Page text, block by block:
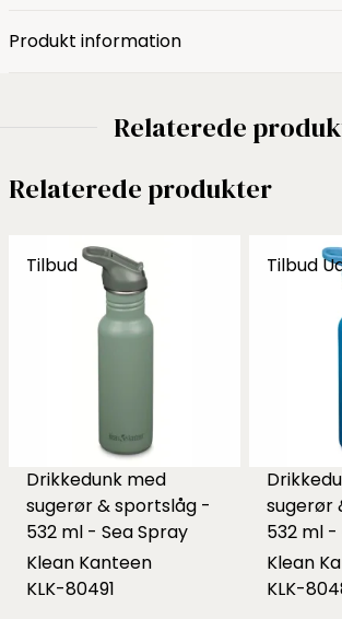
Produkt information
Relaterede
Relaterede produkter
Tilbud
Drikkedunk med
sugerør & sportslåg -
532 ml - Sea Spray
Klean Kanteen
KLK-80491
Tilbud
sugerør
532 ml
Klean
KLK-